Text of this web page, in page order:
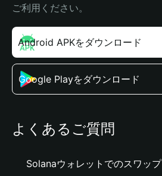
ご利用ください。
Android APKをダウンロード
Google Playをダウンロード
よくあるご質問
Solanaウォレットでのスワップ